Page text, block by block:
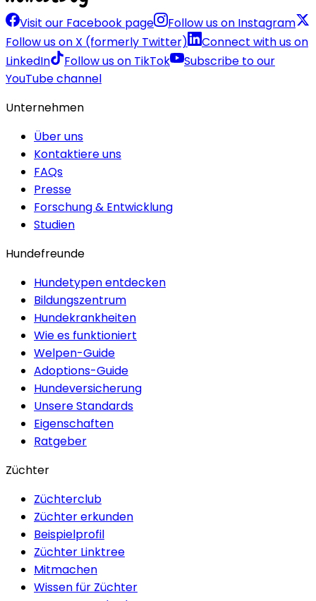
Visit our Facebook page
Follow us on Instagram
Follow us on X (formerly Twitter)
Connect with us on
LinkedIn
Follow us on TikTok
Subscribe to our
YouTube channel
Unternehmen
Über uns
Kontaktiere uns
FAQs
Presse
Forschung & Entwicklung
Studien
Hundefreunde
Hundetypen entdecken
Bildungszentrum
Hundekrankheiten
Wie es funktioniert
Welpen-Guide
Adoptions-Guide
Hundeversicherung
Unsere Standards
Eigenschaften
Ratgeber
Züchter
Züchterclub
Züchter erkunden
Beispielprofil
Züchter Linktree
Mitmachen
Wissen für Züchter